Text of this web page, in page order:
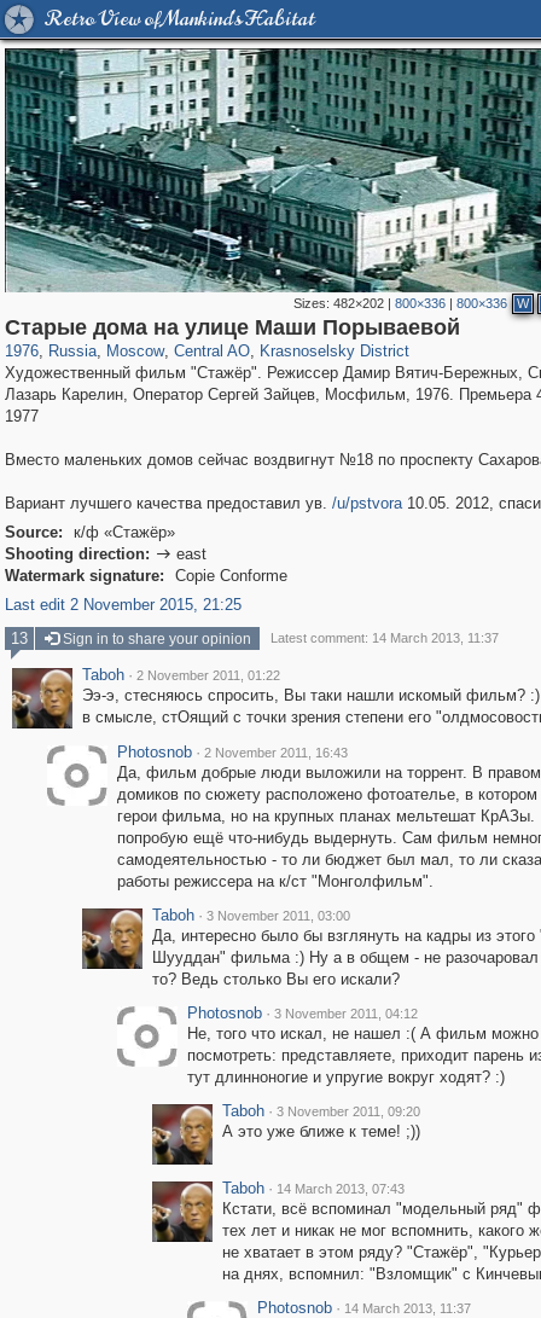
Retro View of Mankind's Habitat
Sizes: 482×202| 800×336| 800×336 W
Старые дома на улице Маши Порываевой
1976, Russia
1,406,684 29,243
, Moscow
319,864 8,286
, Central AO
160,011 5,916
, Krasnoselsky District
6,976 302
Художественный фильм "Стажёр". Режиссер Дамир Вятич-Бережных,
Лазарь Карелин, Оператор Сергей Зайцев, Мосфильм, 1976. Премьера
1977
Вместо маленьких домов сейчас воздвигнут №18 по проспекту
Вариант лучшего качества предоставил ув. /u/pstvora10.05. 2012,
Source:
к/ф «Стажёр»
Shooting direction:  east
Watermark signature:
Copie Conforme
Last edit 2 November 2015, 21:25
13
Sign in to share your opinion Latest comment: 14 March 2013, 11:37
Taboh · 2 November 2011, 01:22
Ээ-э, стесняюсь спросить, Вы таки нашли искомый фильм?
в смысле, стОящий с точки зрения степени его
Photosnob · 2 November 2011, 16:43
Да, фильм добрые люди выложили на торрент. В
домиков по сюжету расположено фотоателье, в котором
герои фильма, но на крупных планах мельтешат КрАЗы.
попробую ещё что-нибудь выдернуть. Сам фильм
самодеятельностью - то ли бюджет был мал, то ли
работы режиссера на к/ст "Монголфильм".
Taboh · 3 November 2011, 03:00
Да, интересно было бы взглянуть на кадры из
Шууддан" фильма :) Ну а в общем - не
то? Ведь столько Вы его искали?
Photosnob · 3 November 2011, 04:12
Не, того что искал, не нашел :( А фильм можно
посмотреть: представляете, приходит парень
тут длинноногие и упругие вокруг ходят? :)
Taboh · 3 November 2011, 09:20
А это уже ближе к теме! ;))
Taboh · 14 March 2013, 07:43
Кстати, всё вспоминал "модельный ряд"
тех лет и никак не мог вспомнить, какого
не хватает в этом ряду? "Стажёр",
на днях, вспомнил: "Взломщик" с
Photosnob · 14 March 2013, 11:37